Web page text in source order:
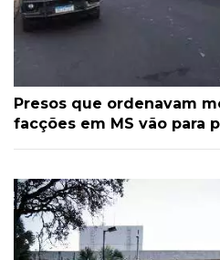
Presos que ordenavam
facções em MS vão para